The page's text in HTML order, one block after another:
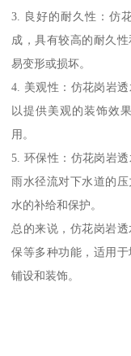
3. 良好的耐久性：仿
成，具有较高的耐久
易变形或损坏。
4. 美观性：仿花岗岩
以提供美观的装饰效
用。
5. 环保性：仿花岗岩
雨水径流对下水道的
水的补给和保护。
总的来说，仿花岗岩
保等多种功能，适用
铺设和装饰。